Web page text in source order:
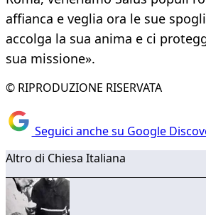
affianca e veglia ora le sue
accolga la sua anima e ci
sua missione».
© RIPRODUZIONE RISERVATA
Seguici anche su Google
Altro di Chiesa Italiana